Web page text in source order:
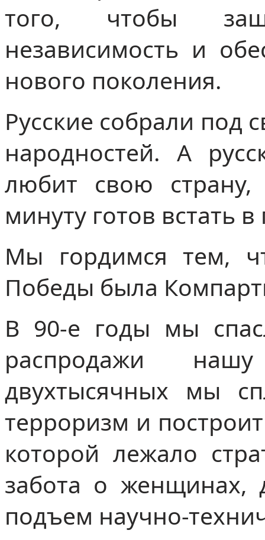
того, чтобы
независимость и
нового поколения.
Русские собрали под
народностей. А
любит свою
минуту готов встать
Мы гордимся тем,
Победы была
В 90-е годы мы
распродажи
двухтысячных мы
терроризм и
которой лежало
забота о женщинах,
подъем научно-